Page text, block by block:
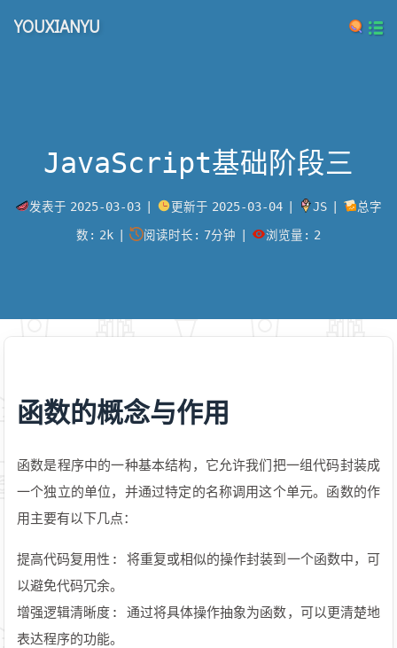
YOUXIANYU
JavaScript基础阶段三
发表于 2025-03-03 | 更新于 2025-03-04 | JS |
总字
数: 2k | 阅读时长: 7分钟 | 浏览量: 2
函数的概念与作用
函数是程序中的一种基本结构，它允许我们把一组代码封装成
一个独立的单位，并通过特定的名称调用这个单元。函数的作
用主要有以下几点：
提高代码复用性: 将重复或相似的操作封装到一个函数中，可
以避免代码冗余。
增强逻辑清晰度: 通过将具体操作抽象为函数，可以更清楚地
表达程序的功能。